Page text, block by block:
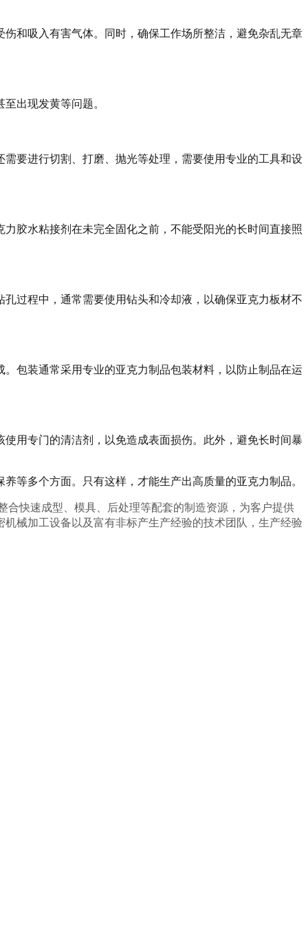
和吸入有害气体。同时，确保工作场所整洁，避免杂乱无章
出现发黄等问题。
要进行切割、打磨、抛光等处理，需要使用专业的工具和设
胶水粘接剂在未完全固化之前，不能受阳光的长时间直接照
过程中，通常需要使用钻头和冷却液，以确保亚克力板材不
包装通常采用专业的亚克力制品包装材料，以防止制品在运
用专门的清洁剂，以免造成表面损伤。此外，避免长时间暴
等多个方面。只有这样，才能生产出高质量的亚克力制品。
快速成型、模具、后处理等配套的制造资源，为客户提供
械加工设备以及富有非标产生产经验的技术团队，生产经验